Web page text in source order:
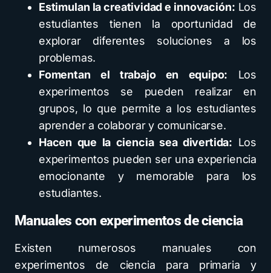
Estimulan la creatividad e innovación: Los
estudiantes tienen la oportunidad de
explorar diferentes soluciones a los
problemas.
Fomentan el trabajo en equipo: Los
experimentos se pueden realizar en
grupos, lo que permite a los estudiantes
aprender a colaborar y comunicarse.
Hacen que la ciencia sea divertida: Los
experimentos pueden ser una experiencia
emocionante y memorable para los
estudiantes.
Manuales con experimentos de ciencia
Existen numerosos manuales con
experimentos de ciencia para primaria y